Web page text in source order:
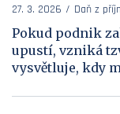
27. 3. 2026 Daň z
Pokud podnik
upustí, vzniká
vysvětluje, kdy